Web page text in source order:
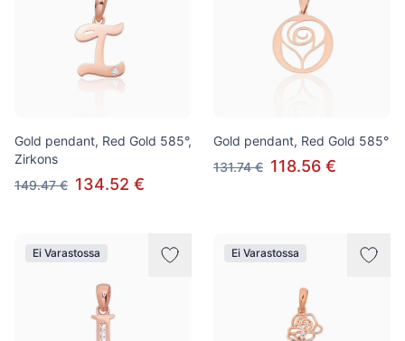
Gold pendant, Red Gold 585°,
Zirkons
149.47 € 134.52 €
Gold pendant, Red Gold 585°
131.74 € 118.56 €
Ei Varastossa Ei Varastossa